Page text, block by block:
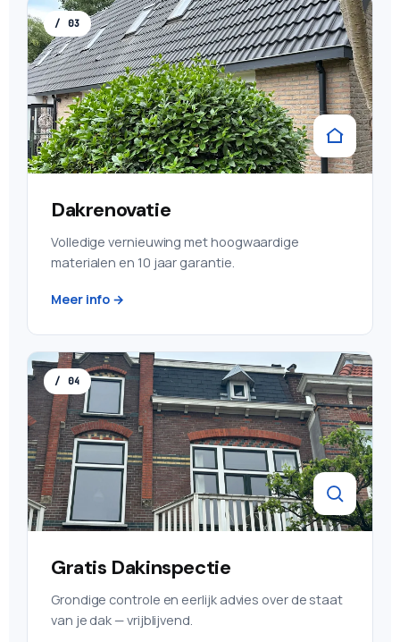
/ 03
Dakrenovatie
Volledige vernieuwing met hoogwaardige
materialen en 10 jaar garantie.
Meer info →
/ 04
Gratis Dakinspectie
Grondige controle en eerlijk advies over de staat
van je dak — vrijblijvend.